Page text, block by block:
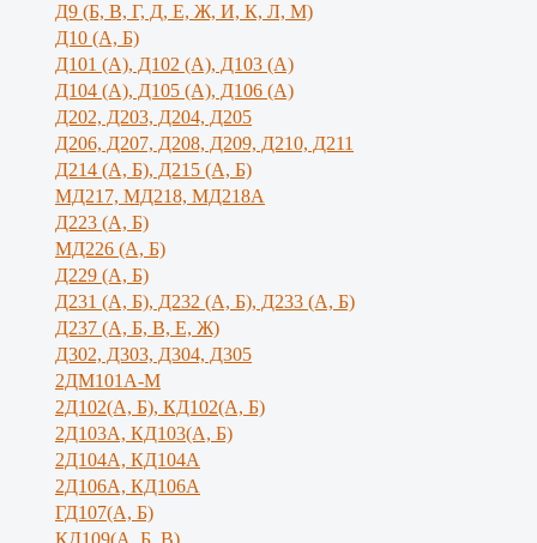
Д9 (Б, В, Г, Д, Е, Ж, И, К, Л, М)
Д10 (А, Б)
Д101 (А), Д102 (А), Д103 (А)
Д104 (А), Д105 (А), Д106 (А)
Д202, Д203, Д204, Д205
Д206, Д207, Д208, Д209, Д210, Д211
Д214 (А, Б), Д215 (А, Б)
МД217, МД218, МД218А
Д223 (А, Б)
МД226 (А, Б)
Д229 (А, Б)
Д231 (А, Б), Д232 (А, Б), Д233 (А, Б)
Д237 (А, Б, В, Е, Ж)
Д302, Д303, Д304, Д305
2ДМ101А-М
2Д102(А, Б), КД102(А, Б)
2Д103А, КД103(А, Б)
2Д104А, КД104А
2Д106А, КД106А
ГД107(А, Б)